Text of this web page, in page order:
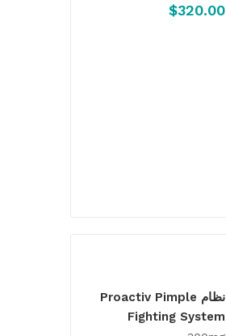
4.00من 5 $320.00
نظام Proactiv Pimple
Fighting System